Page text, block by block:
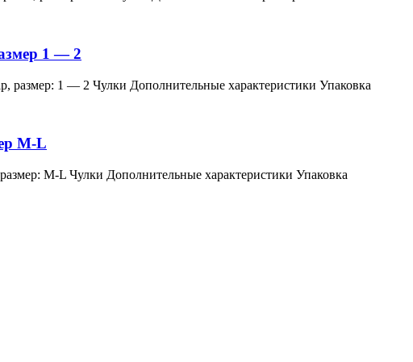
1 — 2
размер: 1 — 2 Чулки Дополнительные характеристики Упаковка
M-L
M-L Чулки Дополнительные характеристики Упаковка